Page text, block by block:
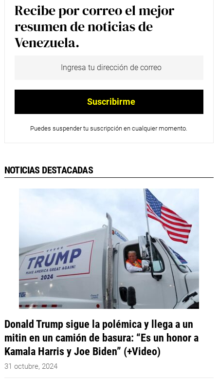
Recibe por correo el mejor
resumen de noticias de
Venezuela.
Puedes suspender tu suscripción en cualquier momento.
NOTICIAS DESTACADAS
Donald Trump sigue la polémica y llega a un
mitin en un camión de basura: “Es un honor a
Kamala Harris y Joe Biden” (+Video)
31 octubre, 2024